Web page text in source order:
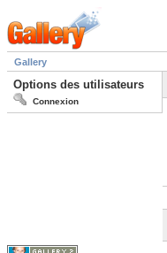
Gallery
Options des utilisateurs
Connexion